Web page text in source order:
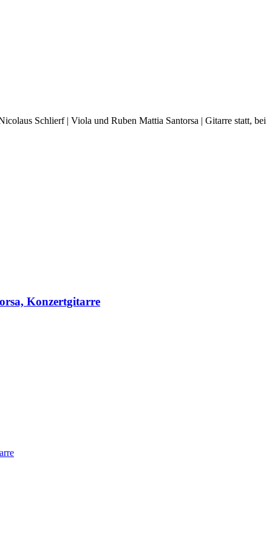
Schlierf | Viola und Ruben Mattia Santorsa | Gitarre statt, bei
Konzertgitarre